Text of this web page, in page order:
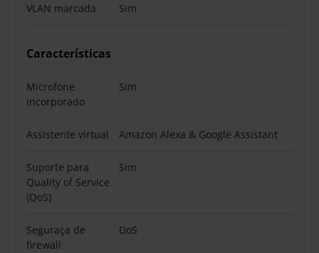
VLAN marcada Sim
Características
Microfone
incorporado
Sim
Assistente virtual Amazon Alexa & Google Assistant
Suporte para
Quality of Service
(QoS)
Sim
Seguraça de
firewall
DoS